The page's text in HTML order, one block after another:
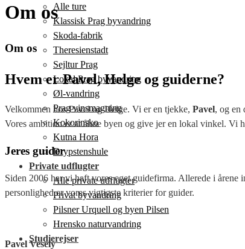
Alle ture
Klassisk Prag byvandring
Skoda-fabrik
Theresienstadt
Sejltur Prag
Lokal Prag byvandring
Øl-vandring
Prag vinsmagning
Kokorinsko
Kutna Hora
Drypstenshule
Private udflugter
Alle private udflugter
Privat byvandring
Pilsner Urquell og byen Pilsen
Hrensko naturvandring
Studierejser
Om os
Om os
Hvem er Pavel, Helge og guiderne?
Velkommen hos Pavel og Helge. Vi er en tjekke, Pavel, og en
Vores ambition er at åbne byen og give jer en lokal vinkel. Vi
Jeres guider
Siden 2006 har vi haft vores eget guidefirma. Allerede i
personlighed er vores vigtigste kriterier for guider.
Pavel Veselý